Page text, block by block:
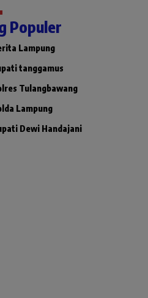
Populer
Lampung
tanggamus
Tulangbawang
Lampung
Dewi Handajani